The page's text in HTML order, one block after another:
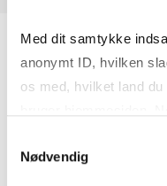
Med dit samtykke
anonymt ID, hvilken
os med, hvilket land
markedsføring. Du
Nødvendig